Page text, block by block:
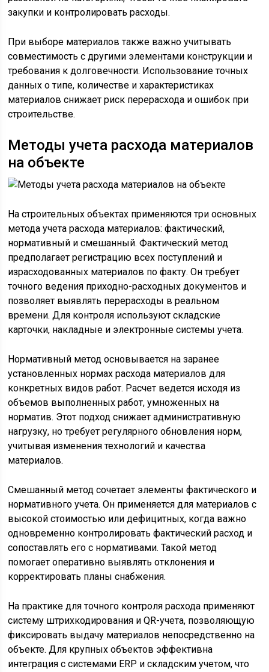
закупки и контролировать расходы.
При выборе материалов также важно учитывать
совместимость с другими элементами конструкции и
требования к долговечности. Использование точных
данных о типе, количестве и характеристиках
материалов снижает риск перерасхода и ошибок при
строительстве.
Методы учета расхода материалов
на объекте
На строительных объектах применяются три основных
метода учета расхода материалов: фактический,
нормативный и смешанный. Фактический метод
предполагает регистрацию всех поступлений и
израсходованных материалов по факту. Он требует
точного ведения приходно-расходных документов и
позволяет выявлять перерасходы в реальном
времени. Для контроля используют складские
карточки, накладные и электронные системы учета.
Нормативный метод основывается на заранее
установленных нормах расхода материалов для
конкретных видов работ. Расчет ведется исходя из
объемов выполненных работ, умноженных на
норматив. Этот подход снижает административную
нагрузку, но требует регулярного обновления норм,
учитывая изменения технологий и качества
материалов.
Смешанный метод сочетает элементы фактического и
нормативного учета. Он применяется для материалов с
высокой стоимостью или дефицитных, когда важно
одновременно контролировать фактический расход и
сопоставлять его с нормативами. Такой метод
помогает оперативно выявлять отклонения и
корректировать планы снабжения.
На практике для точного контроля расхода применяют
систему штрихкодирования и QR-учета, позволяющую
фиксировать выдачу материалов непосредственно на
объекте. Для крупных объектов эффективна
интеграция с системами ERP и складским учетом, что